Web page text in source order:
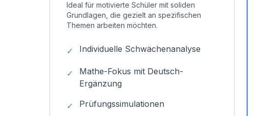
Ideal für motivierte Schüler mit soliden
Grundlagen, die gezielt an spezifischen
Themen arbeiten möchten.
✓ Individuelle Schwächenanalyse
✓
Mathe-Fokus mit Deutsch-
Ergänzung
✓ Prüfungssimulationen